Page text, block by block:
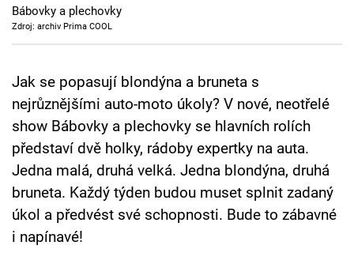
TV Program
Přihlášení
Sledujte nás
Bábovky a plechovky
Zdroj: archiv Prima COOL
Jak se popasují blondýna a bruneta s
nejrůznějšími auto-moto úkoly? V nové, neotřelé
show Bábovky a plechovky se hlavních rolích
představí dvě holky, rádoby expertky na auta.
Jedna malá, druhá velká. Jedna blondýna, druhá
bruneta. Každý týden budou muset splnit zadaný
úkol a předvést své schopnosti. Bude to zábavné
i napínavé!